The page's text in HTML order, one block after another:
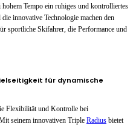
Tempo ein ruhiges und kontrolliertes
innovative Technologie machen den
sportliche Skifahrer, die Performance und
für dynamische
Flexibilität und Kontrolle bei
seinem innovativen Triple Radius bietet